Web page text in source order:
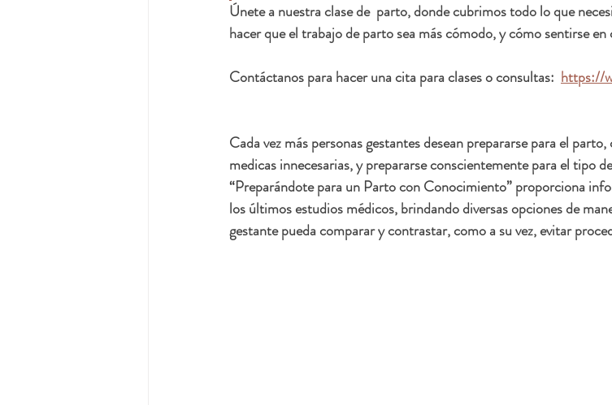
Únete a nuestra clase de  parto, donde cubrimos todo lo que
hacer que el trabajo de parto sea más cómodo, y cómo sentirse
Contáctanos para hacer una cita para clases o consultas: https://
Cada vez más personas gestantes desean prepararse para el
medicas innecesarias, y prepararse conscientemente para el tipo
“Preparándote para un Parto con Conocimiento” proporciona
los últimos estudios médicos, brindando diversas opciones de
gestante pueda comparar y contrastar, como a su vez, evitar